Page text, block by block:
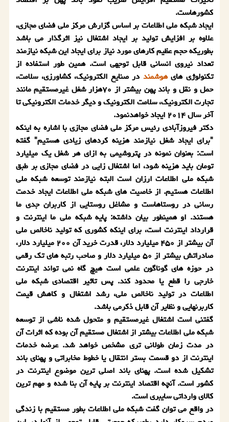
كشورهاست.
ایجاد شبكه ملی اطلاعات بر اساس گزارش مركز ملی فضای مجازی،
علاوه بر افزایش تولید بر ایجاد اشتغال نیز اثرگذار می باشد
بطوریكه حجم عظیم كارهای مورد نیاز برای ایجاد این شبكه نیازمند
تعداد نیروی انسانی قابل توجهی است. همین طور استفاده از
تكنولوژی هایهوشمند در صنایع الكترونیك، كشاورزی، سلامت،
حمل و نقل و باند پهن بیشتر از ۷۰هزار شغل غیرمستقیم مانند
تجارت الكترونیك، سلامت الكترونیك و دیگر خدمات الكترونیكی تا
آخر سال ۲۰۱۴ ایجاد خواهدنمود.
دكتر فیروزآبادی رئیس مركز ملی فضای مجازی با اشاره به اینكه
"برای ایجاد شغل نیازمند هزینه كردهای زیادی هستیم" گفته
است: بعنوان نمونه در پتروشیمی به ازای هر شغل یك میلیارد
تومان باید هزینه شود، اما اشتغال زایی در فضای مجازی بر طبق
شبكه ملی اطلاعات ارزان است البته نیازمند توسعه شبكه ملی
اطلاعات هستیم. از خاصیت های شبكه ملی اطلاعات ایجاد خدمت
رسانی در روستاهاست و مشاغل روستایی از كاربران جدی ما
هستند. او همینطور بیان داشته: پایه شبكه ملی ما اینترنت و
قرارداد اینترنت است، برای اینكه كشوری كه تولید ناخالص ملی
آن بیشتر از ۴۵۰ میلیارد دلار، قدرت خرید آن ۲۰۰ میلیارد دلار،
صادراتش بیشتر از ۵۰ میلیارد دلار و صاحب رتبه های تك رقمی
در حوزه های گوناگون علمی است هیچ گاه نمی تواند اینترنت
خارجی را قطع یا محدود كند. پس تاثیر اقتصادی شبكه ملی
اطلاعات در تولید ناخالص ملی، رشد اشتغال و كاهش قیمت
كاربرنهایی و نظایر آن قابل ذكرمی باشد.
گفتنی است اشتغال غیرمستقیم و متحول شده ناشی از توسعه
شبكه ملی اطلاعات بیشتر از اشتغال مستقیم آن بوده كه اثرات آن
در مدت زمان طولانی تری مشخص خواهد شد. عرضه خدمات
اینترنت از دو قسمت بستر انتقال یا خطوط مخابراتی و پهنای باند
تشكیل شده است. پهنای باند اصلی ترین موضوع اینترنت در
كشور است. آنچه اقتصاد اینترنت بر پایه آن بنا شده و مهم ترین
كالای وارداتی سایبری است.
در واقع می توان گفت شبكه ملی اطلاعات بطور مستقیم با زندگی